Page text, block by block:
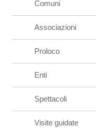
Comuni
Associazioni
Proloco
Enti
Spettacoli
Visite guidate